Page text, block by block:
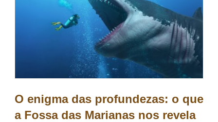
O enigma das profundezas: o que
a Fossa das Marianas nos revela